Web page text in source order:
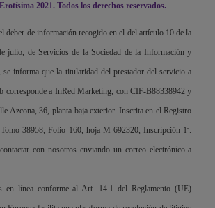
2021. Todos los derechos reservados.
deber de información recogido en el del artículo 10 de la
julio, de Servicios de la Sociedad de la Información y
se informa que la titularidad del prestador del servicio a
corresponde a InRed Marketing, con CIF-B88338942 y
Azcona, 36, planta baja exterior. Inscrita en el Registro
38958, Folio 160, hoja M-692320, Inscripción 1ª.
con nosotros enviando un correo electrónico a
en línea conforme al Art. 14.1 del Reglamento (UE)